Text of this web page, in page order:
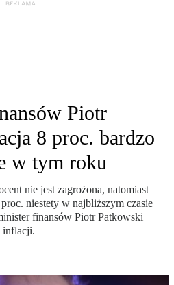
Piotr
8 proc. bardzo
w tym roku
nie jest zagrożona, natomiast
niestety w najbliższym czasie
finansów Piotr Patkowski
inflacji.